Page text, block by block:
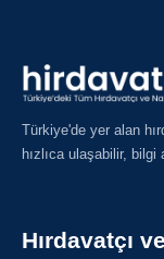
Türkiye'de yer alan
hızlıca ulaşabilir,
Hırdavatçı